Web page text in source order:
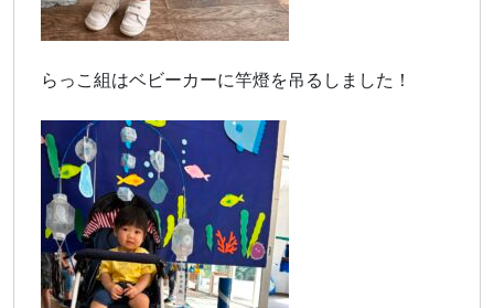
らっこ組はベビーカーに竿燈を吊るしました！